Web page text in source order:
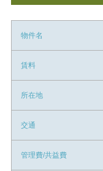
物件名
賃料
所在地
交通
管理費/共益費